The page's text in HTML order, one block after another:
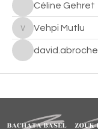
Céline Gehret
Vehpi Mutlu
Vehpi Mutlu
david.abroche